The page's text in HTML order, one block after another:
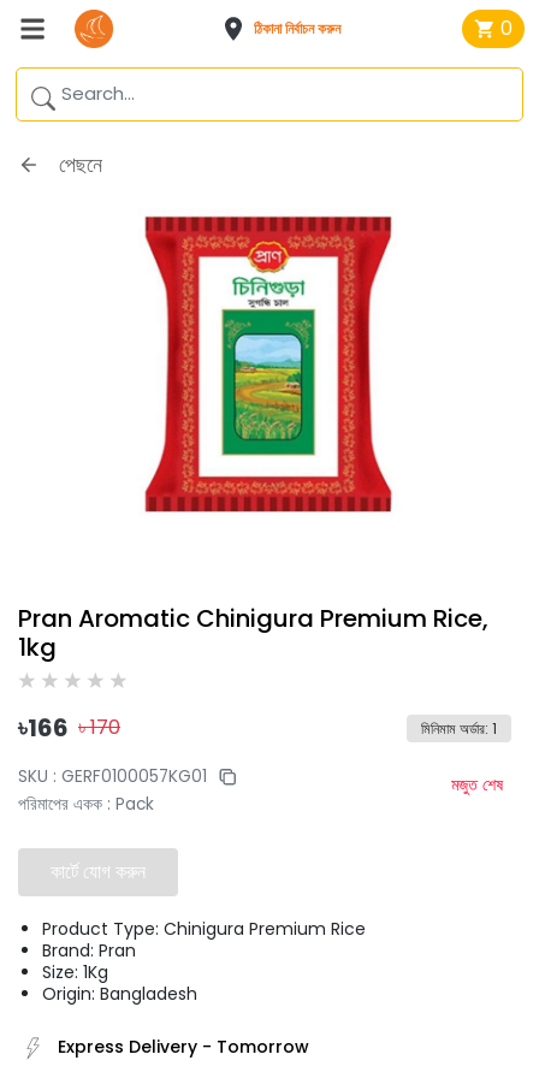
ঠিকানা নির্বাচন করুন 0
পেছনে
Pran Aromatic Chinigura Premium Rice,
1kg
৳166 ৳170 মিনিমাম অর্ডার: 1
SKU : GERF0100057KG01
পরিমাপের একক : Pack
মজুত শেষ
কার্টে যোগ করুন
Product Type: Chinigura Premium Rice
Brand: Pran
Size: 1Kg
Origin: Bangladesh
Express Delivery - Tomorrow